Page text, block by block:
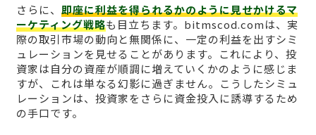
さらに、 即座に利益を得られるかのように見せかけるマ
ーケティング戦略も目立ちます。bitmscod.comは、実
際の取引市場の動向と無関係に、一定の利益を出すシミ
ュレーションを見せることがあります。これにより、投
資家は自分の資産が順調に増えていくかのように感じま
すが、これは単なる幻影に過ぎません。こうしたシミュ
レーションは、投資家をさらに資金投入に誘導するため
の手口です。